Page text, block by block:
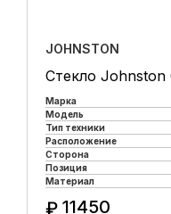
JOHNSTON
Стекло Johnston
Марка
Модель
Тип техники
Расположение
Сторона
Позиция
Материал
₽ 11450